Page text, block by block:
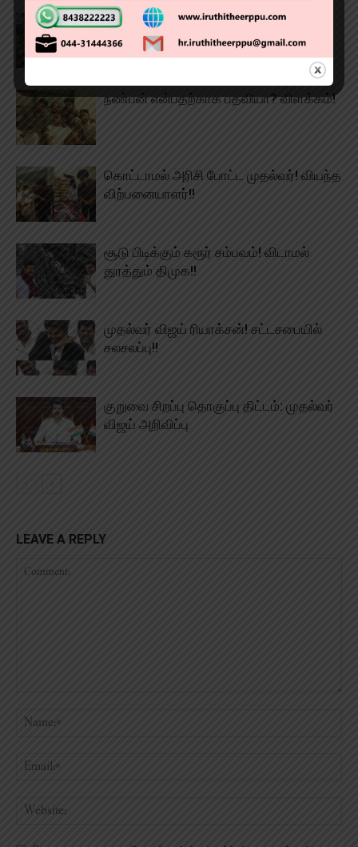
தொடர் அமளி! சபாநாயகர் ஒத்திவைப்பு!!
நண்பன் என்பதற்காக பதவியா? விளக்கம்!
கொட்டாமல் அரிசி போட்ட முதல்வர்! வியந்த
விற்பனையாளர்!!
சூடு பிடிக்கும் கரூர் சம்பவம்! விடாமல்
துரத்தும் திமுக!!
முதல்வர் விஜய் ரியாக்சன்! சட்டசபையில்
சலசலப்பு!!
குறுவை சிறப்பு தொகுப்பு திட்டம்: முதல்வர்
விஜய் அறிவிப்பு
LEAVE A REPLY